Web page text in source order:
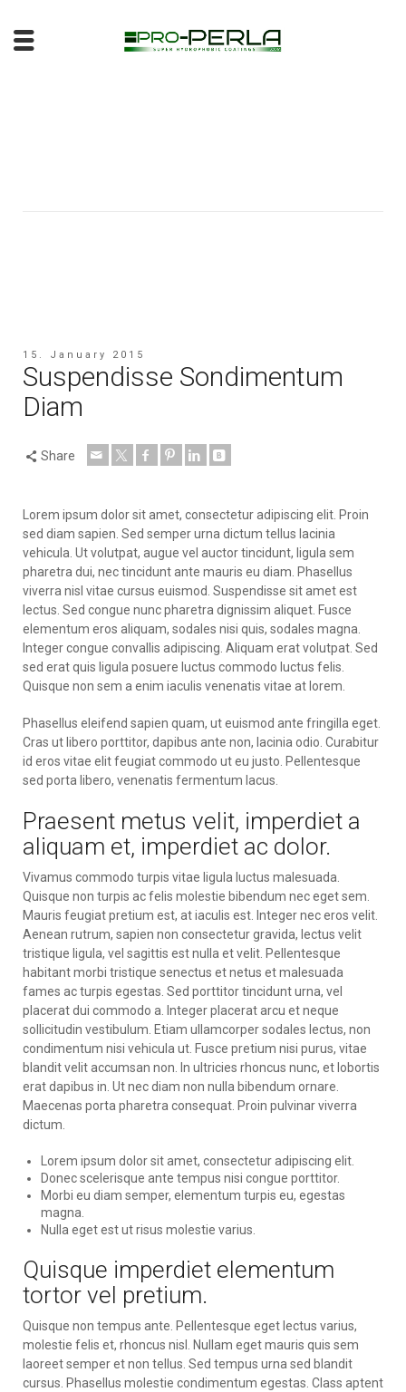
15. January 2015
Suspendisse Sondimentum
Diam
Share
Lorem ipsum dolor sit amet, consectetur adipiscing elit. Proin
sed diam sapien. Sed semper urna dictum tellus lacinia
vehicula. Ut volutpat, augue vel auctor tincidunt, ligula sem
pharetra dui, nec tincidunt ante mauris eu diam. Phasellus
viverra nisl vitae cursus euismod. Suspendisse sit amet est
lectus. Sed congue nunc pharetra dignissim aliquet. Fusce
elementum eros aliquam, sodales nisi quis, sodales magna.
Integer congue convallis adipiscing. Aliquam erat volutpat. Sed
sed erat quis ligula posuere luctus commodo luctus felis.
Quisque non sem a enim iaculis venenatis vitae at lorem.
Phasellus eleifend sapien quam, ut euismod ante fringilla eget.
Cras ut libero porttitor, dapibus ante non, lacinia odio. Curabitur
id eros vitae elit feugiat commodo ut eu justo. Pellentesque
sed porta libero, venenatis fermentum lacus.
Praesent metus velit, imperdiet a
aliquam et, imperdiet ac dolor.
Vivamus commodo turpis vitae ligula luctus malesuada.
Quisque non turpis ac felis molestie bibendum nec eget sem.
Mauris feugiat pretium est, at iaculis est. Integer nec eros velit.
Aenean rutrum, sapien non consectetur gravida, lectus velit
tristique ligula, vel sagittis est nulla et velit. Pellentesque
habitant morbi tristique senectus et netus et malesuada
fames ac turpis egestas. Sed porttitor tincidunt urna, vel
placerat dui commodo a. Integer placerat arcu et neque
sollicitudin vestibulum. Etiam ullamcorper sodales lectus, non
condimentum nisi vehicula ut. Fusce pretium nisi purus, vitae
blandit velit accumsan non. In ultricies rhoncus nunc, et lobortis
erat dapibus in. Ut nec diam non nulla bibendum ornare.
Maecenas porta pharetra consequat. Proin pulvinar viverra
dictum.
Lorem ipsum dolor sit amet, consectetur adipiscing elit.
Donec scelerisque ante tempus nisi congue porttitor.
Morbi eu diam semper, elementum turpis eu, egestas
magna.
Nulla eget est ut risus molestie varius.
Quisque imperdiet elementum
tortor vel pretium.
Quisque non tempus ante. Pellentesque eget lectus varius,
molestie felis et, rhoncus nisl. Nullam eget mauris quis sem
laoreet semper et non tellus. Sed tempus urna sed blandit
cursus. Phasellus molestie condimentum egestas. Class aptent